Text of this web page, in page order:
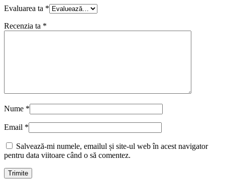
Evaluarea ta *
Recenzia ta *
Nume *
Email *
Salvează-mi numele, emailul și site-ul web în acest navigator
pentru data viitoare când o să comentez.